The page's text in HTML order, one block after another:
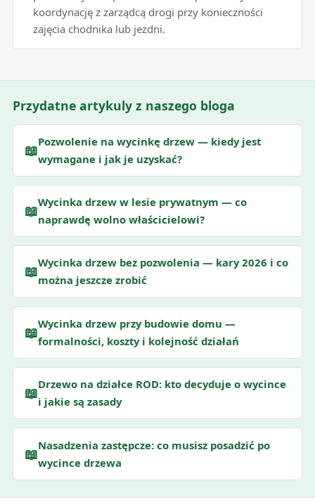
koordynację z zarządcą drogi przy konieczności
zajęcia chodnika lub jezdni.
Przydatne artykuly z naszego bloga
📖Pozwolenie na wycinkę drzew — kiedy jest
wymagane i jak je uzyskać?
📖Wycinka drzew w lesie prywatnym — co
naprawdę wolno właścicielowi?
📖Wycinka drzew bez pozwolenia — kary 2026 i co
można jeszcze zrobić
📖Wycinka drzew przy budowie domu —
formalności, koszty i kolejność działań
📖Drzewo na działce ROD: kto decyduje o wycince
i jakie są zasady
📖Nasadzenia zastępcze: co musisz posadzić po
wycince drzewa